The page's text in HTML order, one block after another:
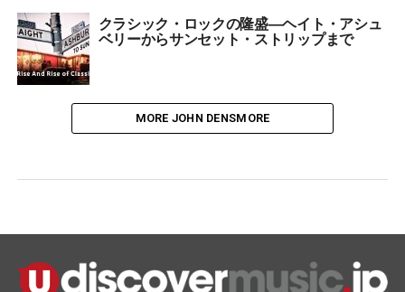
クラシック・ロックの隆盛―ヘイト・アシュ
ベリーからサンセット・ストリップまで
MORE JOHN DENSMORE